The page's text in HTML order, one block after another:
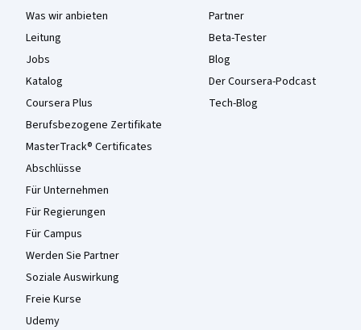
Was wir anbieten
Leitung
Jobs
Katalog
Coursera Plus
Berufsbezogene Zertifikate
MasterTrack® Certificates
Abschlüsse
Für Unternehmen
Für Regierungen
Für Campus
Werden Sie Partner
Soziale Auswirkung
Freie Kurse
Udemy
Partner
Beta-Tester
Blog
Der Coursera-Podcast
Tech-Blog